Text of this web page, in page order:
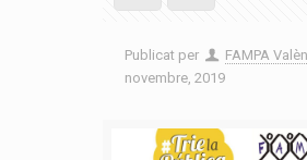
Publicat per FAMPA
novembre, 2019